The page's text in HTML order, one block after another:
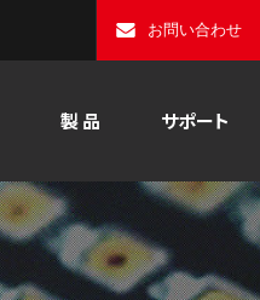
お問い合わせ
製 品 サポート